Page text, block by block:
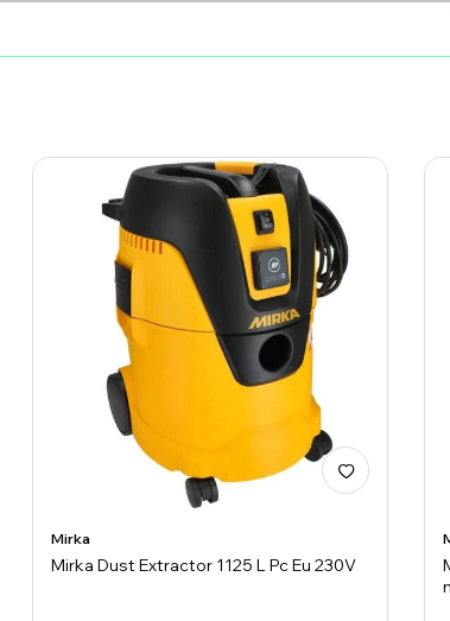
Mirka
Mirka Dust Extractor 1125 L Pc Eu 230V